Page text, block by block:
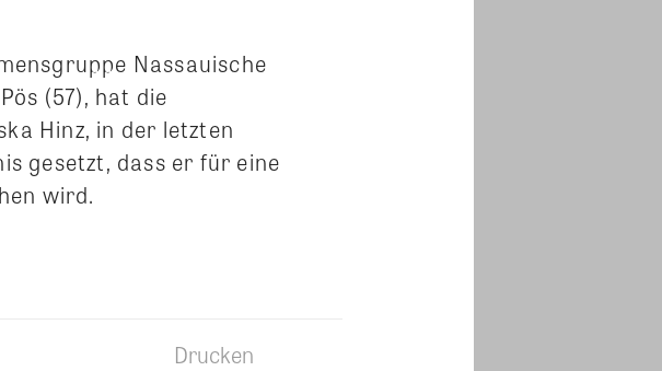
Nassauische
(57), hat die
Hinz, in der letzten
gesetzt, dass er für eine
wird.
Drucken